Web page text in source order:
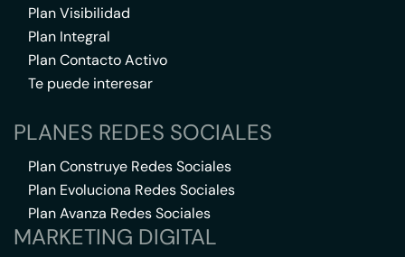
Plan Visibilidad
Plan Integral
Plan Contacto Activo
Te puede interesar
PLANES REDES SOCIALES
Plan Construye Redes Sociales
Plan Evoluciona Redes Sociales
Plan Avanza Redes Sociales
MARKETING DIGITAL